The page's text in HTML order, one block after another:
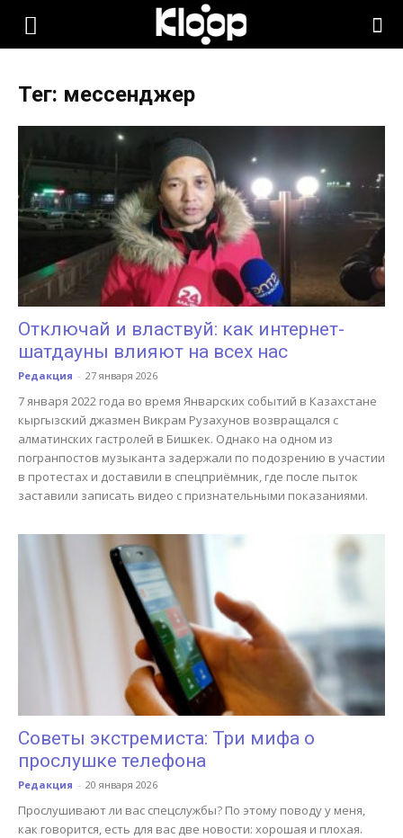
KLOOP.KG
Новости
Кыргызстана
Тег: мессенджер
Отключай и властвуй: как интернет-
шатдауны влияют на всех нас
Редакция - 27 января 2026
7 января 2022 года во время Январских событий в Казахстане
кыргызский джазмен Викрам Рузахунов возвращался с
алматинских гастролей в Бишкек. Однако на одном из
погранпостов музыканта задержали по подозрению в участии
в протестах и доставили в спецприёмник, где после пыток
заставили записать видео с признательными показаниями.
Советы экстремиста: Три мифа о
прослушке телефона
Редакция - 20 января 2026
Прослушивают ли вас спецслужбы? По этому поводу у меня,
как говорится, есть для вас две новости: хорошая и плохая.